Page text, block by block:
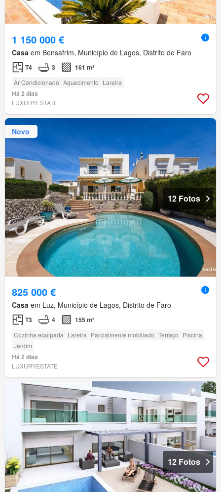
1 150 000 €
Casa em Bensafrim, Município de Lagos, Distrito de Faro
T4 3 161 m²
Ar Condicionado Aquecimento Lareira
Há 2 dias
LUXURYESTATE
Novo
12 Fotos
825 000 €
Casa em Luz, Município de Lagos, Distrito de Faro
T3 4 155 m²
Cozinha equipada Lareira Parcialmente mobiliado Terraço Piscina
Jardim
Há 2 dias
LUXURYESTATE
12 Fotos